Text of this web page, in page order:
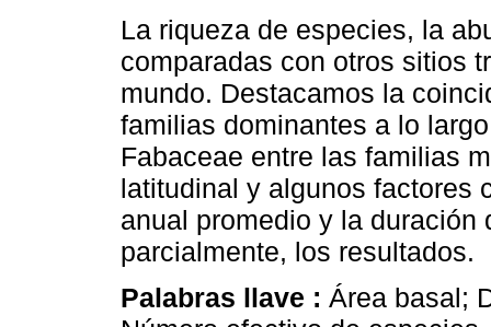
La riqueza de especies, la
comparadas con otros sitios
mundo. Destacamos la
familias dominantes a lo
Fabaceae entre las familias
latitudinal y algunos factores
anual promedio y la
parcialmente, los resultados.
Palabras llave : Área basal;